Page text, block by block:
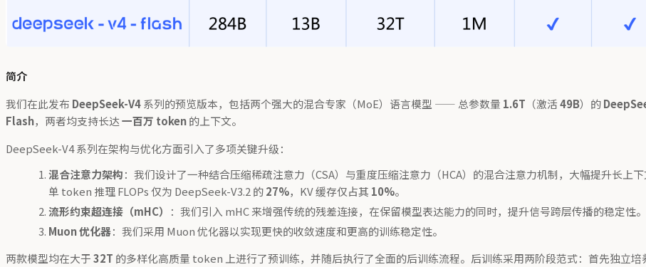
简介
我们在此发布 DeepSeek-V4系列的预览版本，包括两个强大的混合专家（MoE）语言模型 —— 总参数量 1.6T （激活49B）的
Flash，两者均支持长达一百万 token的上下文。
DeepSeek-V4 系列在架构与优化方面引入了多项关键升级：
混合注意力架构：我们设计了一种结合压缩稀疏注意力（CSA）与重度压缩注意力（HCA）的混合注意力机制，大幅提升长
单 token 推理 FLOPs 仅为 DeepSeek-V3.2 的27%，KV 缓存仅占其 10%。
流形约束超连接（mHC）
：我们引入 mHC 来增强传统的残差连接，在保留模型表达能力的同时，提升信号跨层传播的稳定性。
Muon 优化器：我们采用 Muon 优化器以实现更快的收敛速度和更高的训练稳定性。
两款模型均在大于32T 的多样化高质量 token 上进行了预训练，并随后执行了全面的后训练流程。后训练采用两阶段范式：首先独立